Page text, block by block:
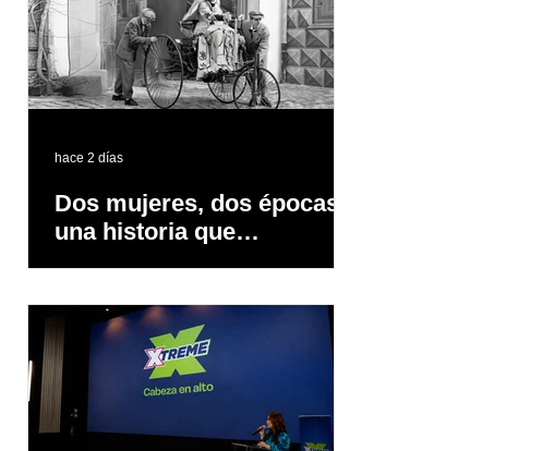
Dos mujeres, dos épocas y
una historia que
hace 2 días